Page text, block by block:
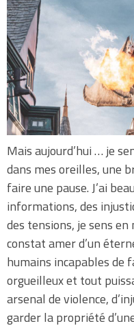
Mais aujourd’hui … je
dans mes oreilles, une
faire une pause. J’ai
informations, des
des tensions, je sens en
constat amer d’un
humains incapables de
orgueilleux et tout
arsenal de violence,
garder la propriété